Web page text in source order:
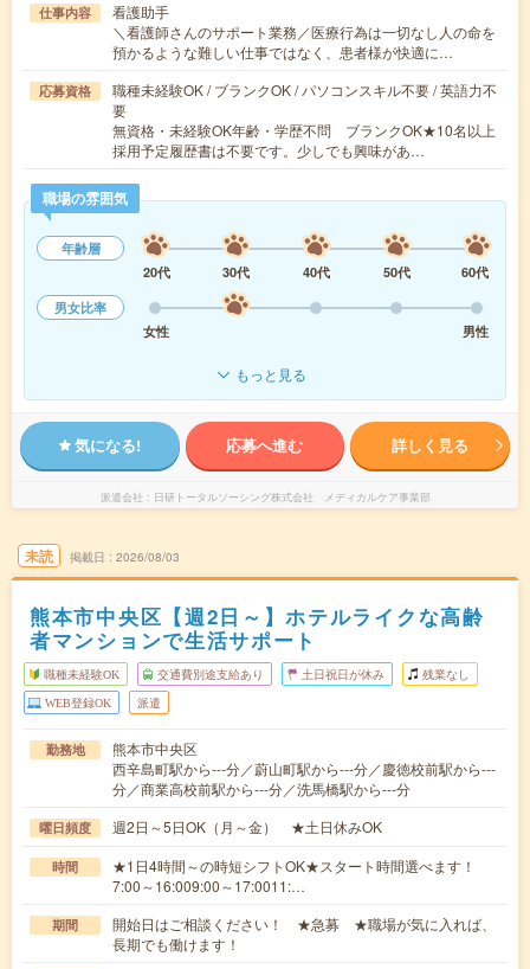
仕事内容
看護助手
＼看護師さんのサポート業務／医療行為は一切なし人の命を
預かるような難しい仕事ではなく、患者様が快適に…
応募資格
職種未経験OK / ブランクOK / パソコンスキル不要 / 英語力不
要
無資格・未経験OK年齢・学歴不問 ブランクOK★10名以上
採用予定履歴書は不要です。少しでも興味があ…
職場の雰囲気
年齢層
20代
30代 40代 50代
60代
男女比率
女性
男性
もっと見る
気になる! 応募へ進む 詳しく見る
派遣会社 日研トータルソーシング株式会社 メディカルケア事業部
未読 掲載日 2026/08/03
熊本市中央区【週2日～】ホテルライクな高齢
者マンションで生活サポート
職種未経験OK 交通費別途支給あり 土日祝日が休み 残業なし
WEB登録OK 派遣
勤務地
熊本市中央区
西辛島町駅から---分／蔚山町駅から---分／慶徳校前駅から---
分／商業高校前駅から---分／洗馬橋駅から---分
曜日頻度 週2日～5日OK（月～金） ★土日休みOK
時間
★1日4時間～の時短シフトOK★スタート時間選べます！
7:00～16:009:00～17:0011:…
期間
開始日はご相談ください！ ★急募 ★職場が気に入れば、
長期でも働けます！